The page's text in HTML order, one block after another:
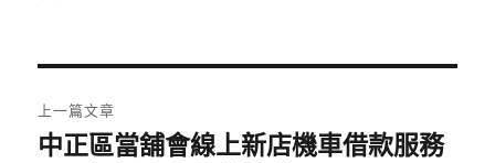
章
上一篇文章
上
中正區當舖會線上新店機車借款服務